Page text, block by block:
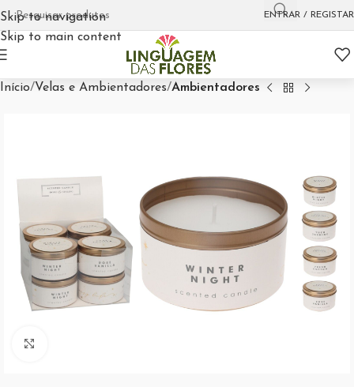
Skip to navigation
Skip to main content
ENTRAR / REGISTAR
Início Velas e Ambientadores Ambientadores